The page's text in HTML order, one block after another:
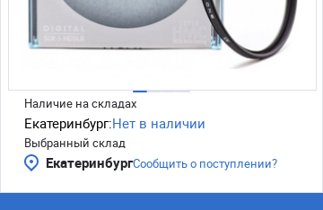
Наличие на складах
Екатеринбург:Нет в наличии
Выбранный склад
ЕкатеринбургСообщить о поступлении?